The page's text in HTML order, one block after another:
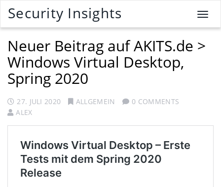
T
o
g
g
Security Insights
Neuer Beitrag auf AKITS.de >
Windows Virtual Desktop,
Spring 2020
27. JULI 2020 ALLGEMEIN
0 COMMENTS
ALEX